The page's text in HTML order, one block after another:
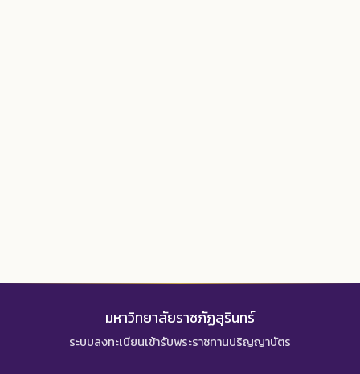
มหาวิทยาลัยราชภัฏสุรินทร์
ระบบลงทะเบียนเข้ารับพระราชทานปริญญาบัตร